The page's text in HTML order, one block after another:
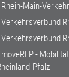
Rhein-Main-
Verkehrsverbund
Verkehrsverbund
moveRLP -
Pfalz